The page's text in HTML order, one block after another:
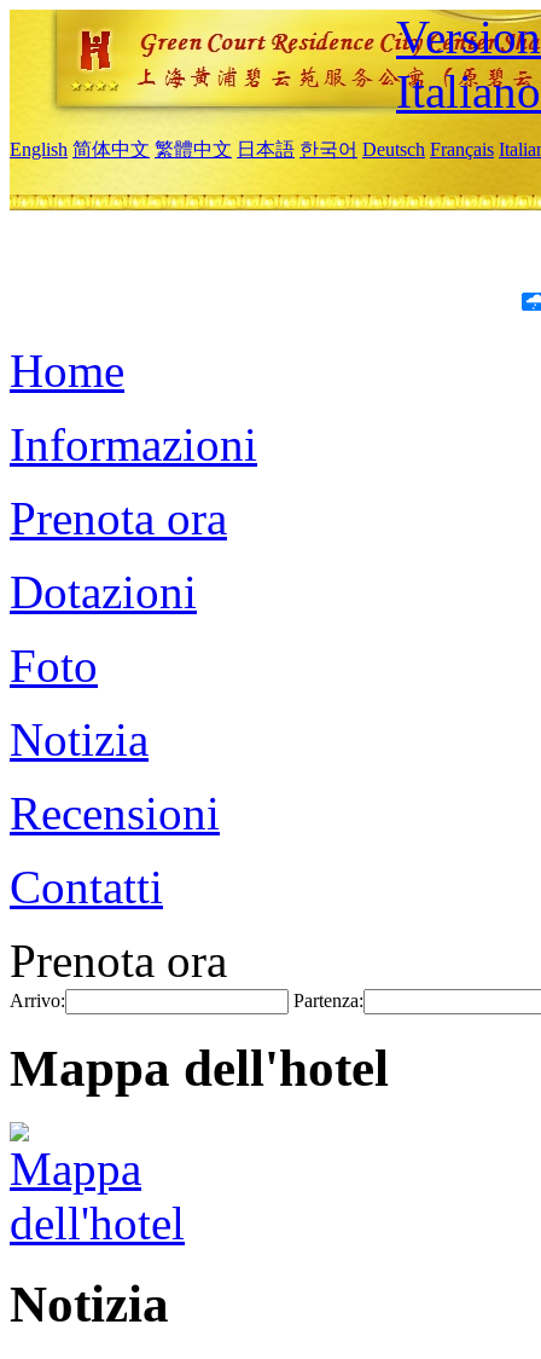
Italiano
English 简体中文 繁體中文 日本語 한국어 Deutsch Français
Home
Informazioni
Prenota ora
Dotazioni
Foto
Notizia
Recensioni
Contatti
Prenota ora
Arrivo: Partenza:
Mappa dell'hotel
Notizia